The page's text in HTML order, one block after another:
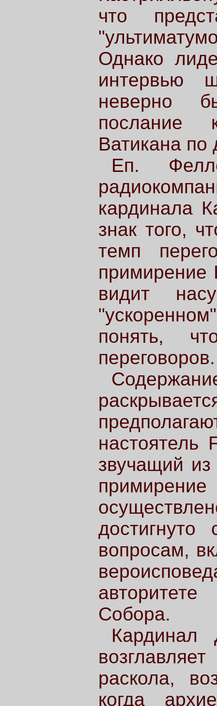
что
Однако
интервью
неверно
послание
Ватикана
Еп.
кардинала
знак того,
темп
примирение
видит
понять,
переговоров.
настоятель
звучащий из
достигнуто
вопросам,
Собора.
Кардинал
раскола,
когда